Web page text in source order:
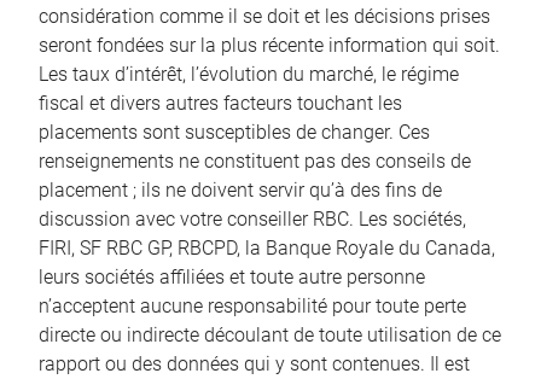
considération comme il se doit et les décisions prises
seront fondées sur la plus récente information qui soit.
Les taux d’intérêt, l’évolution du marché, le régime
fiscal et divers autres facteurs touchant les
placements sont susceptibles de changer. Ces
renseignements ne constituent pas des conseils de
placement ; ils ne doivent servir qu’à des fins de
discussion avec votre conseiller RBC. Les sociétés,
FIRI, SF RBC GP, RBCPD, la Banque Royale du Canada,
leurs sociétés affiliées et toute autre personne
n’acceptent aucune responsabilité pour toute perte
directe ou indirecte découlant de toute utilisation de ce
rapport ou des données qui y sont contenues. Il est